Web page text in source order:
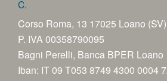
C.
Corso Roma, 13 17025 Loano (SV)
P. IVA 00358790095
Bagni Perelli, Banca BPER Loano
Iban: IT 09 T053 8749 4300 0004